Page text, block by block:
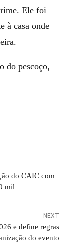
Ele foi
à casa onde
do pescoço,
do CAIC com
mil
NEXT
e define regras
do evento